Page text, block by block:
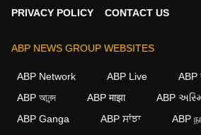
PRIVACY POLICY
CONTACT US
ABP NEWS GROUP WEBSITES
ABP Network ABP Live
ABP
ABP আনন্দ
ABP माझा
ABP
ABP Ganga
ABP ਸਾਂਝਾ ABP